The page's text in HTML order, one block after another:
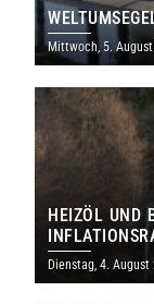
Mittwoch, 5.
HEIZÖL UND
Dienstag, 4. August